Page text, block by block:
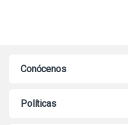
Conócenos
Políticas